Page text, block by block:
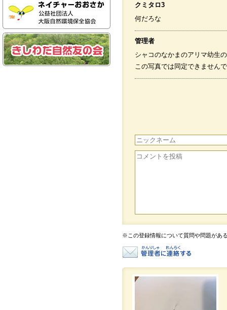
クミタロ3
何だろな
管理者
シャコのなかまのアリマ幼生
この写真では同定できません
※この登録情報について質問や問題があ